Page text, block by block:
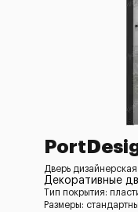
Дверь
Декоративные
Тип покрытия:
Размеры: